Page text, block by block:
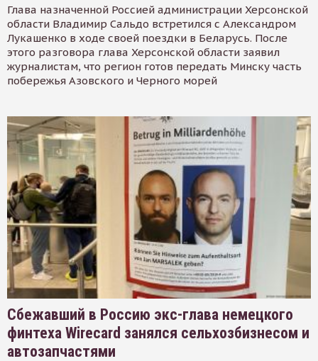
Глава назначенной Россией администрации Херсонской
области Владимир Сальдо встретился с Александром
Лукашенко в ходе своей поездки в Беларусь. После
этого разговора глава Херсонской области заявил
журналистам, что регион готов передать Минску часть
побережья Азовского и Черного морей
Сбежавший в Россию экс-глава немецкого
финтеха Wirecard занялся сельхозбизнесом и
автозапчастями